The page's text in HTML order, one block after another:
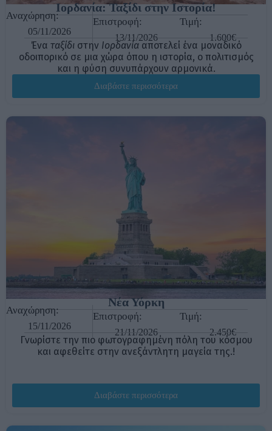
Ιορδανία: Ταξίδι στην Ιστορία!
Αναχώρηση:
05/11/2026
Επιστροφή:
13/11/2026
Τιμή:
1.600€
Ένα ταξίδιστην Ιορδανίααποτελεί ένα μοναδικό
οδοιπορικό σε μια χώρα όπου η ιστορία, ο πολιτισμός
και η φύση συνυπάρχουν αρμονικά.
Διαβάστε περισσότερα
Νέα Υόρκη
Αναχώρηση:
15/11/2026
Επιστροφή:
21/11/2026
Τιμή:
2.450€
Γνωρίστε την πιο φωτογραφημένη πόλη του κόσμου
και αφεθείτε στην ανεξάντλητη μαγεία της.!
Διαβάστε περισσότερα